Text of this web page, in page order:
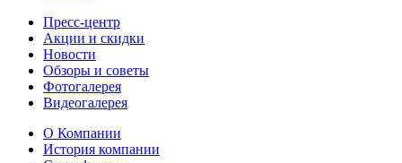
Пресс-центр
Акции и скидки
Новости
Обзоры и советы
Фотогалерея
Видеогалерея
О Компании
История компании